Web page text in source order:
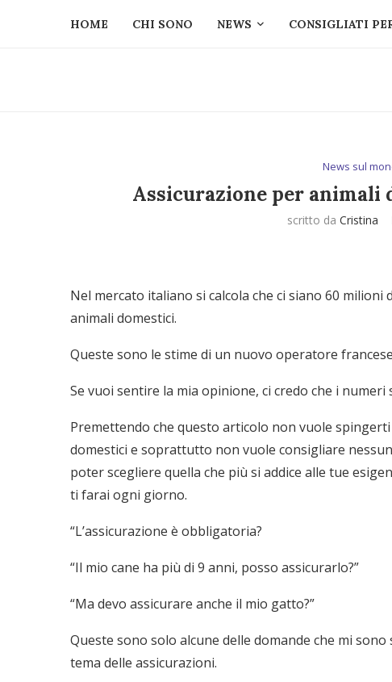
HOME CHI SONO NEWS CONSIGLIATI
News sul
Assicurazione per animali
scritto da Cristina
Nel mercato italiano si calcola che ci siano 60 milioni
animali domestici.
Queste sono le stime di un nuovo operatore
Se vuoi sentire la mia opinione, ci credo che i numeri
Premettendo che questo articolo non vuole
domestici e soprattutto non vuole consigliare
poter scegliere quella che più si addice alle tue
ti farai ogni giorno.
“L’assicurazione è obbligatoria?
“Il mio cane ha più di 9 anni, posso assicurarlo?”
“Ma devo assicurare anche il mio gatto?”
Queste sono solo alcune delle domande che mi
tema delle assicurazioni.